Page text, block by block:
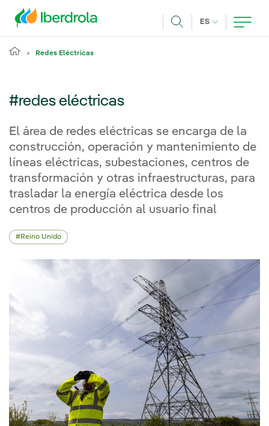
ES IDIOMA
Redes Eléctricas
#redes eléctricas
El área de redes eléctricas se encarga de la
construcción, operación y mantenimiento de
líneas eléctricas, subestaciones, centros de
transformación y otras infraestructuras, para
trasladar la energía eléctrica desde los
centros de producción al usuario final
Reino Unido